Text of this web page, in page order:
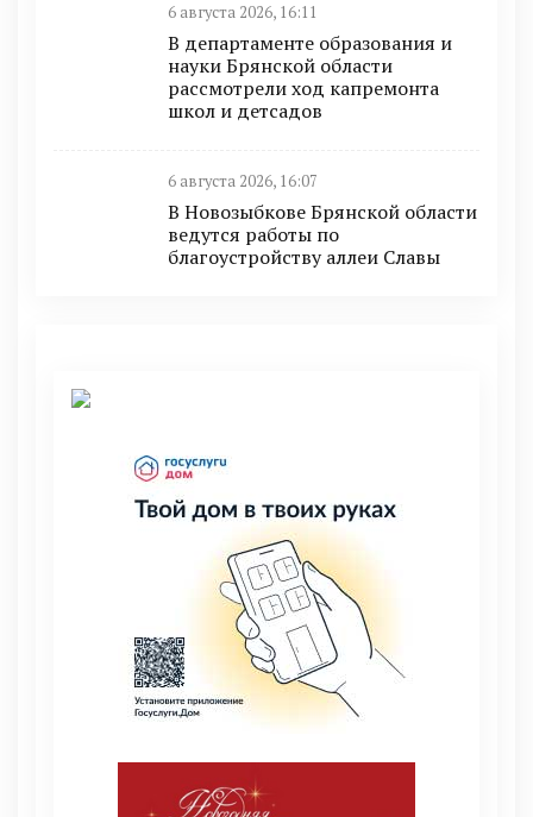
6 августа 2026, 16:11
В департаменте образования и
науки Брянской области
рассмотрели ход капремонта
школ и детсадов
6 августа 2026, 16:07
В Новозыбкове Брянской области
ведутся работы по
благоустройству аллеи Славы